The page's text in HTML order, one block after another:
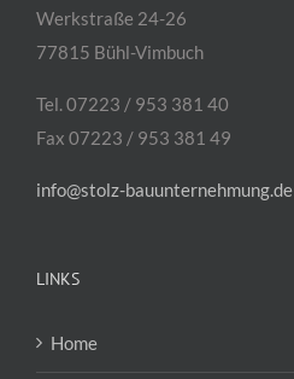
Werkstraße 24-26
77815 Bühl-Vimbuch
Tel. 07223 / 953 381 40
Fax 07223 / 953 381 49
info@stolz-bauunternehmung.de
LINKS
Home